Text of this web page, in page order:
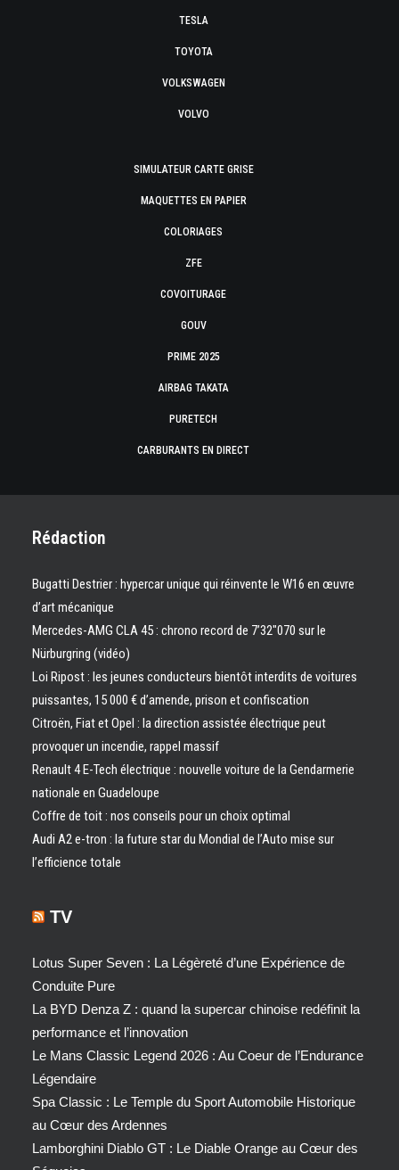
TESLA
TOYOTA
VOLKSWAGEN
VOLVO
SIMULATEUR CARTE GRISE
MAQUETTES EN PAPIER
COLORIAGES
ZFE
COVOITURAGE
GOUV
PRIME 2025
AIRBAG TAKATA
PURETECH
CARBURANTS EN DIRECT
Rédaction
Bugatti Destrier : hypercar unique qui réinvente le W16 en œuvre
d’art mécanique
Mercedes-AMG CLA 45 : chrono record de 7’32″070 sur le
Nürburgring (vidéo)
Loi Ripost : les jeunes conducteurs bientôt interdits de voitures
puissantes, 15 000 € d’amende, prison et confiscation
Citroën, Fiat et Opel : la direction assistée électrique peut
provoquer un incendie, rappel massif
Renault 4 E-Tech électrique : nouvelle voiture de la Gendarmerie
nationale en Guadeloupe
Coffre de toit : nos conseils pour un choix optimal
Audi A2 e-tron : la future star du Mondial de l’Auto mise sur
l’efficience totale
TV
Lotus Super Seven : La Légèreté d’une Expérience de
Conduite Pure
La BYD Denza Z : quand la supercar chinoise redéfinit la
performance et l’innovation
Le Mans Classic Legend 2026 : Au Coeur de l’Endurance
Légendaire
Spa Classic : Le Temple du Sport Automobile Historique
au Cœur des Ardennes
Lamborghini Diablo GT : Le Diable Orange au Cœur des